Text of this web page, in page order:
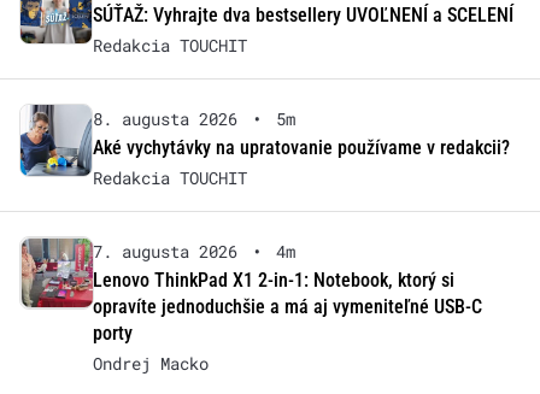
SÚŤAŽ: Vyhrajte dva bestsellery UVOĽNENÍ a SCELENÍ
Redakcia TOUCHIT
8. augusta 2026 •
5m
Aké vychytávky na upratovanie používame v redakcii?
Redakcia TOUCHIT
7. augusta 2026 •
4m
Lenovo ThinkPad X1 2-in-1: Notebook, ktorý si
opravíte jednoduchšie a má aj vymeniteľné USB-C
porty
Ondrej Macko